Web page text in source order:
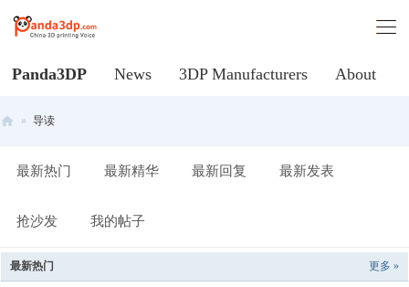
Panda3DP News 3DP Manufacturers About
ce
of
» 导读
最新热门 最新精华 最新回复 最新发表
抢沙发 我的帖子
更多 »
最新热门